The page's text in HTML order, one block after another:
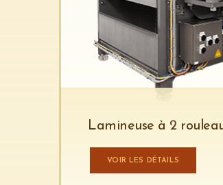
Lamineuse à 2
VOIR LES DÉTAILS